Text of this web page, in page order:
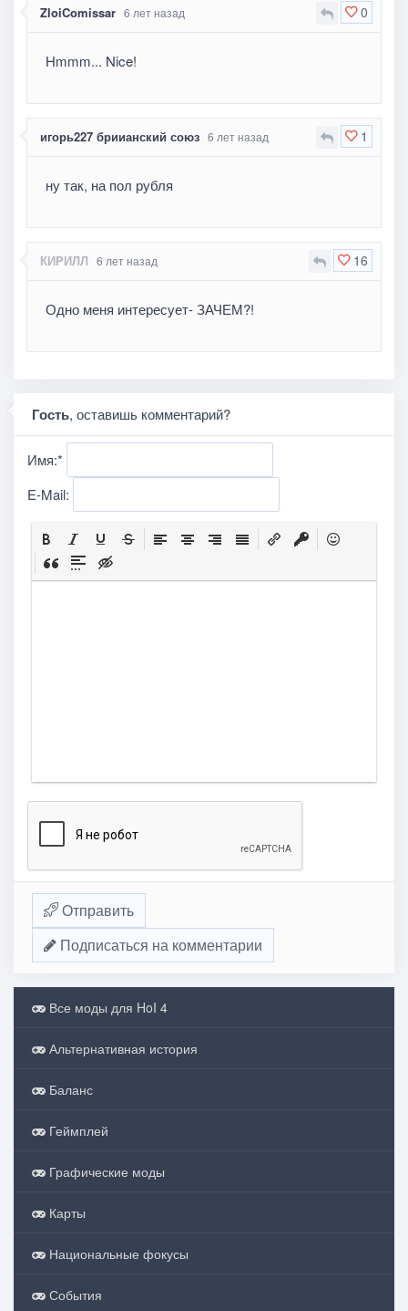
0
ZloiComissar 6 лет назад
Hmmm... Nice!
1
игорь227 бриианский союз 6 лет назад
ну так, на пол рубля
16
КИРИЛЛ 6 лет назад
Одно меня интересует- ЗАЧЕМ?!
Гость, оставишь комментарий?
Имя:*
E-Mail:
Отправить
Подписаться на комментарии
Все моды для HoI 4
Альтернативная история
Баланс
Геймплей
Графические моды
Карты
Национальные фокусы
События